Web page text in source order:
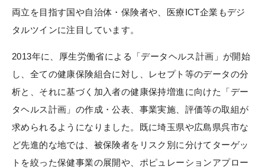
両立を目指す国や自治体・保険者や、医療ICT企業もデジ
タルツインに注目しています。
2013年に、厚生労働省による「データヘルス計画」が開始
し、全ての健康保険組合に対し、レセプト等のデータの分
析と、それに基づく加入者の健康保持増進に向けた「デー
タヘルス計画」の作成・公表、事業実施、評価等の取組が
求められるようになりました。既に埼玉県や広島県呉市な
ど先進的な地では、被保険者をリスク別に分けてターゲッ
トを絞った保健事業の展開や、ポピュレーションアプロー